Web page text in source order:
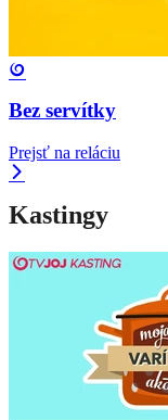
Bez servítky
Prejsť na reláciu
Kastingy